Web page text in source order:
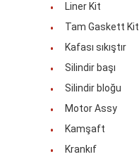
Ev
Ürünler
VR Gösterisi
Hakkımızda
Fabrika Turu
Liner Kit
Tam Gaskett Kit
Kafası sıkıştır
Silindir başı
Silindir bloğu
Motor Assy
Kamşaft
Krankıf